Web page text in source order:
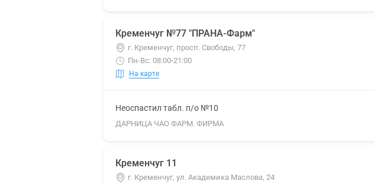
Кременчуг №77 "ПРАНА-Фарм"
г. Кременчуг, просп. Свободы, 77
Пн-Вс: 08:00-21:00
На карте
Неоспастил табл. п/о №10
ДАРНИЦА ЧАО ФАРМ. ФИРМА
Кременчуг 11
г. Кременчуг, ул. Академика Маслова, 24